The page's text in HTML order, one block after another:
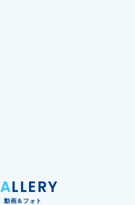
ALLERY
動画＆フォト